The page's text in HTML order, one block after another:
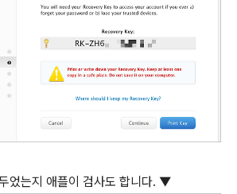
었는지 애플이 검사도 합니다. ▼